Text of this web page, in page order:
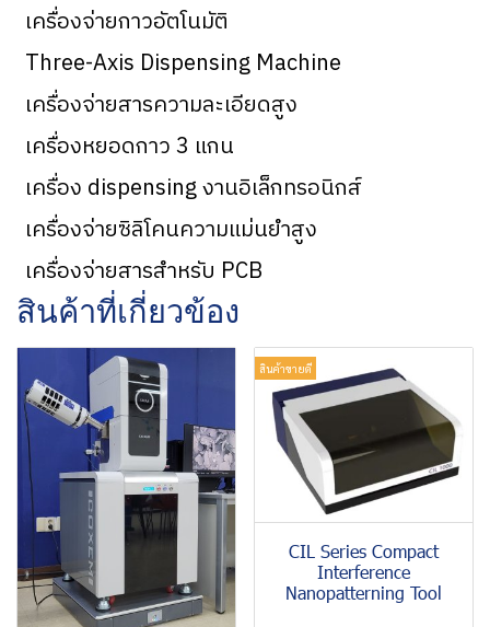
เครื่องจ่ายกาวอัตโนมัติ
Three-Axis Dispensing Machine
เครื่องจ่ายสารความละเอียดสูง
เครื่องหยอดกาว 3 แกน
เครื่อง dispensing งานอิเล็กทรอนิกส์
เครื่องจ่ายซิลิโคนความแม่นยำสูง
เครื่องจ่ายสารสำหรับ PCB
สินค้าที่เกี่ยวข้อง
สินค้าขายดี
CIL Series Compact
Interference
Nanopatterning Tool